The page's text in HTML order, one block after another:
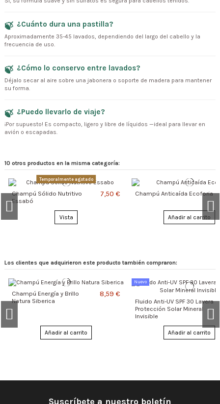
¿Cuánto dura una pastilla?
Aproximadamente 35-45 lavados, dependiendo del largo del cabello y la
frecuencia de uso.
¿Cómo lo conservo entre lavados?
Déjalo secar al aire sobre una jabonera o soporte de madera para mantener
su forma.
¿Puedo llevarlo de viaje?
¡Por supuesto! Es compacto, ligero y libre de líquidos —ideal para llevar en
avión o escapadas.
10 otros productos en la misma categoría:
Temporalmente agotado
Champú Sólido Nutritivo
Essabó
7,50 €
Vista
Champú Anticaída Ecoforia
Añadir al carrito
Cabelludo Sensible Natura
Nutrición Natura Siberica
Seco Endro Cosmetics
Natura Siberica
Normal Endro Cosmetics
Certificado Nutrición e
Frecuente Essabó
Mama Pharmelia
Los clientes que adquirieron este producto también compraron:
Champú Energía y Brillo
Natura Siberica
8,59 €
Añadir al carrito
Nuevo
Fluido Anti-UV SPF 30 Lavera
Protección Solar Mineral
Invisible
Añadir al carrito
Suscríbete a nuestro boletín